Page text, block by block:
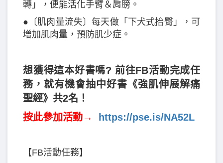
轉」，便能活化手臂＆肩膀。
●〔肌肉量流失〕每天做「下犬式抬臀」，可
增加肌肉量，預防肌少症。
想獲得這本好書嗎? 前往FB活動完成任
務，就有機會抽中好書《強肌伸展解痛
聖經》共2名！
按此參加活動→
https://pse.is/NA52L
【FB活動任務】